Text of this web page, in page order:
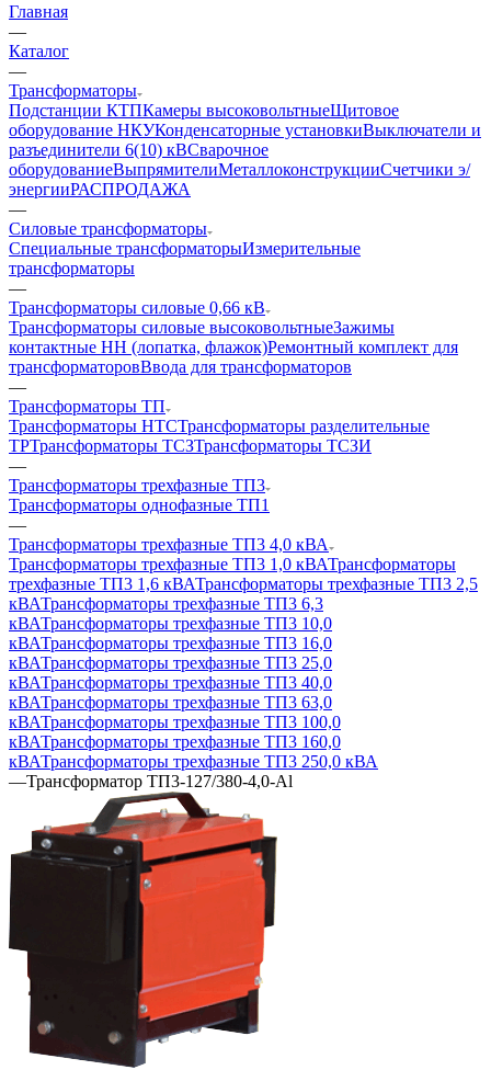
Главная
—
Каталог
—
Трансформаторы
Подстанции КТПКамеры высоковольтныеЩитовое
оборудование НКУКонденсаторные установкиВыключатели и
разъединители 6(10) кВСварочное
оборудованиеВыпрямителиМеталлоконструкцииСчетчики э/
энергииРАСПРОДАЖА
—
Силовые трансформаторы
Специальные трансформаторыИзмерительные
трансформаторы
—
Трансформаторы силовые 0,66 кВ
Трансформаторы силовые высоковольтныеЗажимы
контактные НН (лопатка, флажок)Ремонтный комплект для
трансформаторовВвода для трансформаторов
—
Трансформаторы ТП
Трансформаторы НТСТрансформаторы разделительные
ТРТрансформаторы ТСЗТрансформаторы ТСЗИ
—
Трансформаторы трехфазные ТП3
Трансформаторы однофазные ТП1
—
Трансформаторы трехфазные ТП3 4,0 кВА
Трансформаторы трехфазные ТП3 1,0 кВАТрансформаторы
трехфазные ТП3 1,6 кВАТрансформаторы трехфазные ТП3 2,5
кВАТрансформаторы трехфазные ТП3 6,3
кВАТрансформаторы трехфазные ТП3 10,0
кВАТрансформаторы трехфазные ТП3 16,0
кВАТрансформаторы трехфазные ТП3 25,0
кВАТрансформаторы трехфазные ТП3 40,0
кВАТрансформаторы трехфазные ТП3 63,0
кВАТрансформаторы трехфазные ТП3 100,0
кВАТрансформаторы трехфазные ТП3 160,0
кВАТрансформаторы трехфазные ТП3 250,0 кВА
—Трансформатор ТП3-127/380-4,0-Al